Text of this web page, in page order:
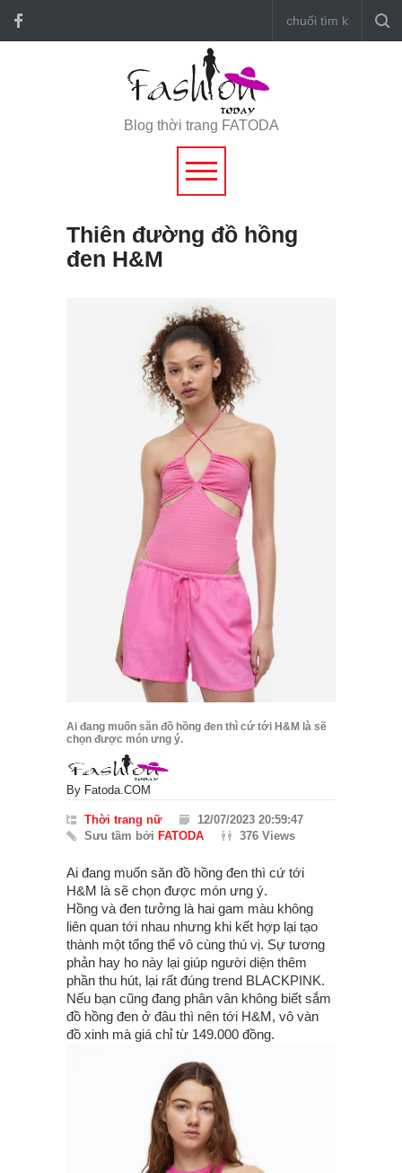
Blog thời trang FATODA
Thiên đường đồ hồng
đen H&M
Ai đang muốn săn đồ hồng đen thì cứ tới H&M là sẽ
chọn được món ưng ý.
By Fatoda.COM
Thời trang nữ
12/07/2023 20:59:47
Sưu tầm bởi FATODA 376 Views
Ai đang muốn săn đồ hồng đen thì cứ tới
H&M là sẽ chọn được món ưng ý.
Hồng và đen tưởng là hai gam màu không
liên quan tới nhau nhưng khi kết hợp lại tạo
thành một tổng thể vô cùng thú vị. Sự tương
phản hay ho này lại giúp người diện thêm
phần thu hút, lại rất đúng trend BLACKPINK.
Nếu bạn cũng đang phân vân không biết sắm
đồ hồng đen ở đâu thì nên tới H&M, vô vàn
đồ xinh mà giá chỉ từ 149.000 đồng.